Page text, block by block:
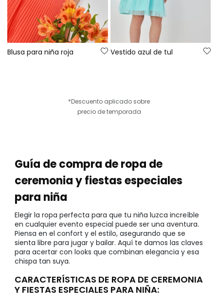
Blusa para niña roja Vestido azul de tul
*Descuento aplicado sobre
precio de temporada
Guía de compra de ropa de
ceremonia y fiestas especiales
para niña
Elegir la ropa perfecta para que tu niña luzca increíble
en cualquier evento especial puede ser una aventura.
Piensa en el confort y el estilo, asegurando que se
sienta libre para jugar y bailar. Aquí te damos las claves
para acertar con looks que combinan elegancia y esa
chispa tan suya.
CARACTERÍSTICAS DE ROPA DE CEREMONIA
Y FIESTAS ESPECIALES PARA NIÑA: